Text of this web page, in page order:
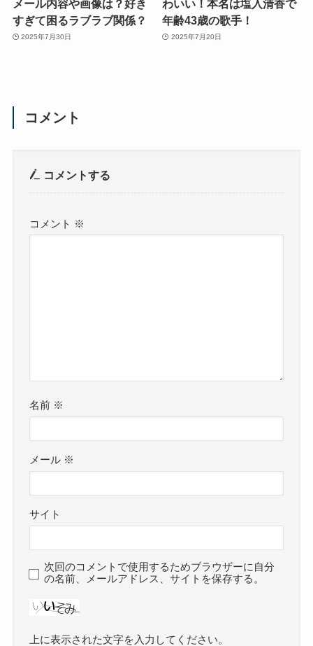
メール内容や画像は？好き
すぎて困るラブラブ関係？
2025年7月30日
わいい！本名は塩入清香で
年齢43歳の歌手！
2025年7月20日
コメント
コメントする
コメント ※
名前 ※
メール ※
サイト
次回のコメントで使用するためブラウザーに自分
の名前、メールアドレス、サイトを保存する。
上に表示された文字を入力してください。